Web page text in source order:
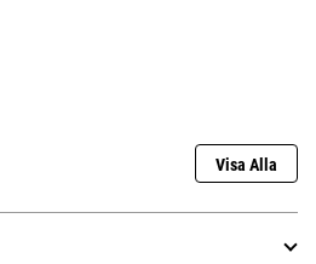
Visa Alla